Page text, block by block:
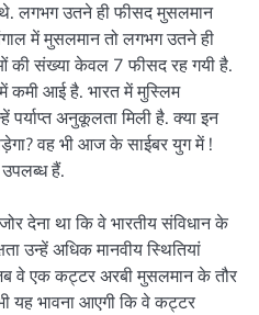
थे. लगभग उतने ही फीसद मुसलमान
में मुसलमान तो लगभग उतने ही
की संख्या केवल 7 फीसद रह गयी है.
कमी आई है. भारत में मुस्लिम
अनुकूलता मिली है. क्या इन
वह भी आज के साईबर युग में !
हैं.
देना था कि वे भारतीय संविधान के
उन्हें अधिक मानवीय स्थितियां
वे एक कट्टर अरबी मुसलमान के तौर
यह भावना आएगी कि वे कट्टर